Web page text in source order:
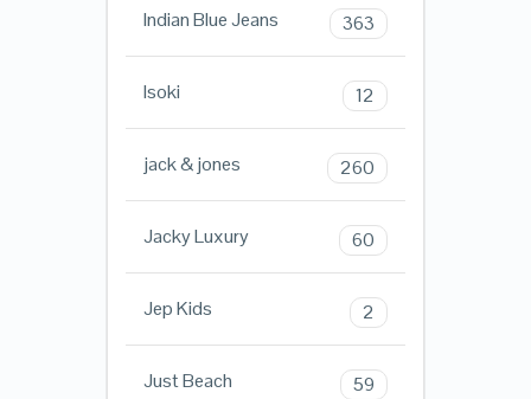
Indian Blue Jeans 363
Isoki 12
jack & jones 260
Jacky Luxury 60
Jep Kids 2
Just Beach 59